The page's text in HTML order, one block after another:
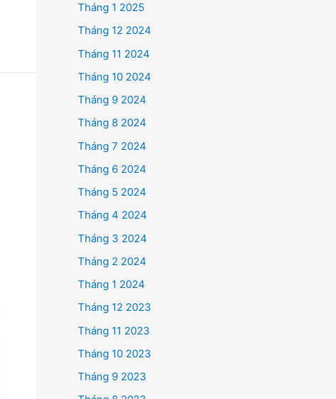
Tháng 1 2025
Tháng 12 2024
Tháng 11 2024
Tháng 10 2024
Tháng 9 2024
Tháng 8 2024
Tháng 7 2024
Tháng 6 2024
Tháng 5 2024
Tháng 4 2024
Tháng 3 2024
Tháng 2 2024
Tháng 1 2024
Tháng 12 2023
Tháng 11 2023
Tháng 10 2023
Tháng 9 2023